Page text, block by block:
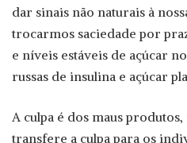
dar sinais não naturais à
trocarmos saciedade por
e níveis estáveis de açúcar
russas de insulina e açúcar
A culpa é dos maus produtos,
transfere a culpa para os